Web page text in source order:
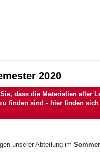
2020
dass die Materialien aller
finden sind - hier finden
unserer Abteilung im